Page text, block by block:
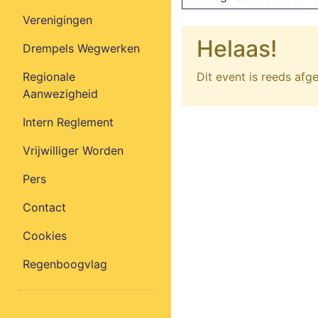
Verenigingen
Drempels Wegwerken
Regionale
Aanwezigheid
Intern Reglement
Vrijwilliger Worden
Pers
Contact
Cookies
Regenboogvlag
Helaas!
Dit event is reeds